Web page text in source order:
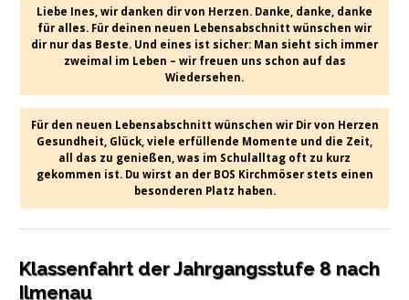
Liebe Ines, wir danken dir von Herzen. Danke, danke, danke
für alles. Für deinen neuen Lebensabschnitt wünschen wir
dir nur das Beste. Und eines ist sicher: Man sieht sich immer
zweimal im Leben – wir freuen uns schon auf das
Wiedersehen.
Für den neuen Lebensabschnitt wünschen wir Dir von Herzen
Gesundheit, Glück, viele erfüllende Momente und die Zeit,
all das zu genießen, was im Schulalltag oft zu kurz
gekommen ist. Du wirst an der BOS Kirchmöser stets einen
besonderen Platz haben.
Klassenfahrt der Jahrgangsstufe 8 nach
Ilmenau